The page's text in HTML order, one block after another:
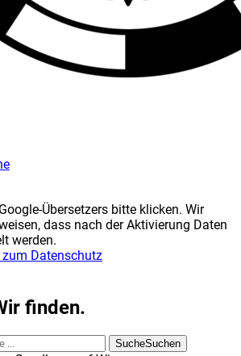
Übersetzers bitte klicken. Wir
dass nach der Aktivierung Daten
werden.
Datenschutz
finden.
SucheSuchen